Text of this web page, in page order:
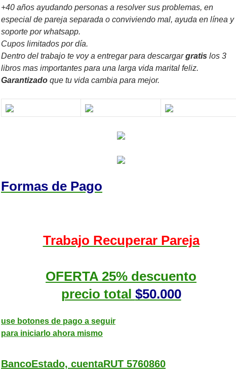
+40 años ayudando personas a resolver sus problemas, en
especial de pareja separada o conviviendo mal, ayuda en línea y
soporte por whatsapp.
Cupos limitados por día.
Dentro del trabajo te voy a entregar para descargargratis los 3
libros mas importantes para una larga vida marital feliz.
Garantizado que tu vida cambia para mejor.
Formas de Pago
Trabajo Recuperar Pareja
OFERTA 25% descuento
precio total $50.000
use botones de pago a seguir
para iniciarlo ahora mismo
BancoEstado, cuentaRUT 5760860